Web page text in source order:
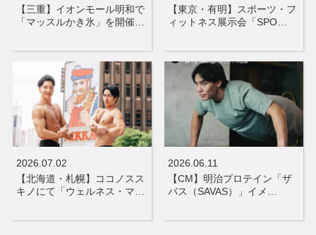
【三重】イオンモール明和で
「マッスルかき氷」を開催…
【東京・有明】スポーツ・フ
ィットネス展示会「SPO…
2026.07.02
【北海道・札幌】ココノスス
キノにて「ウェルネス・マ…
2026.06.11
【CM】明治プロテイン「ザ
バス（SAVAS）」イメ…